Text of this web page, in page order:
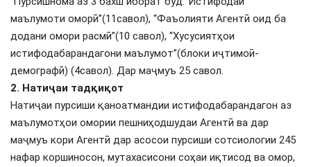
маълумоти оморӣ”(11савол), “Фаъолияти Агентӣ оид ба
додани омори расмӣ”(10 савол), “Хусусиятҳои
истифодабарандагони маълумот”(блоки иҷтимоӣ-
демографӣ) (4савол). Дар маҷмуъ 25 савол.
2. Натиҷаи тадқиқот
Натиҷаи пурсиши қаноатмандии истифодабарандагон аз
маълумотҳои омории пешниҳодшудаи Агентӣ ва дар
маҷмуъ кори Агентӣ дар асосои пурсиши сотсиологии 245
нафар коршиносон, мутахасисони соҳаи иқтисод ва омор,